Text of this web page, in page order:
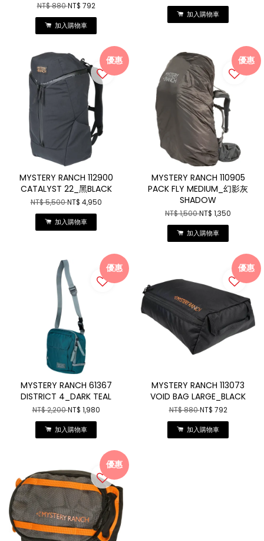
NT$ 880NT$ 792
加入購物車
加入購物車
優惠
MYSTERY RANCH 112900
CATALYST 22_黑BLACK
NT$ 5,500NT$ 4,950
加入購物車
優惠
MYSTERY RANCH 110905
PACK FLY MEDIUM_幻影灰
SHADOW
NT$ 1,500NT$ 1,350
加入購物車
優惠
MYSTERY RANCH 61367
DISTRICT 4_DARK TEAL
NT$ 2,200NT$ 1,980
加入購物車
優惠
MYSTERY RANCH 113073
VOID BAG LARGE_BLACK
NT$ 880NT$ 792
加入購物車
優惠